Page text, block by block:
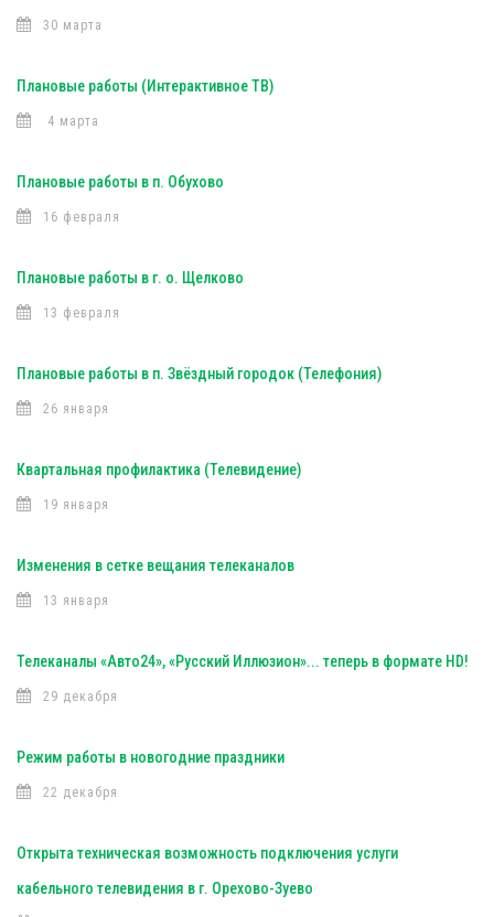
30 марта
Плановые работы (Интерактивное ТВ)
4 марта
Плановые работы в п. Обухово
16 февраля
Плановые работы в г. о. Щелково
13 февраля
Плановые работы в п. Звёздный городок (Телефония)
26 января
Квартальная профилактика (Телевидение)
19 января
Изменения в сетке вещания телеканалов
13 января
Телеканалы «Авто24», «Русский Иллюзион»... теперь в формате HD!
29 декабря
Режим работы в новогодние праздники
22 декабря
Открыта техническая возможность подключения услуги
кабельного телевидения в г. Орехово-Зуево